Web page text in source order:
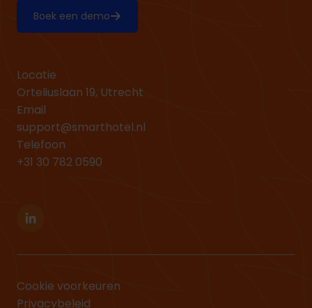
Boek een demo
Linkedin
Locatie
Orteliuslaan 19, Utrecht
Email
support@smarthotel.nl
Telefoon
+31 30 782 0590
Cookie voorkeuren
Privacybeleid